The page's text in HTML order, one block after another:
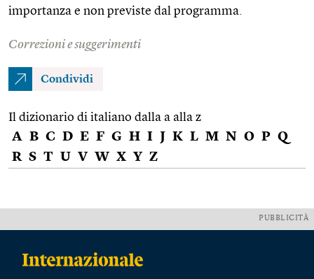
importanza e non previste dal programma.
Correzioni e suggerimenti
Condividi
Il dizionario di italiano dalla a alla z
A B C D E F G H I J K L M N O P Q
R S T U V W X Y Z
PUBBLICITÀ